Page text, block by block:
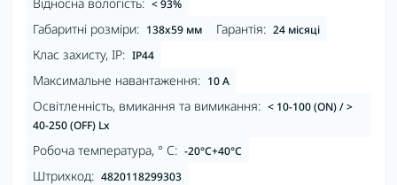
< 93%
Габаритні розміри: 138x59 мм Гарантія: 24 місяці
Клас захисту, IP: IP44
Максимальне навантаження: 10 A
Освітленність, вмикання та вимикання: < 10-100 (ON) / >
40-250 (OFF) Lx
Робоча температура, ° С: -20°C+40°C
Штрихкод: 4820118299303